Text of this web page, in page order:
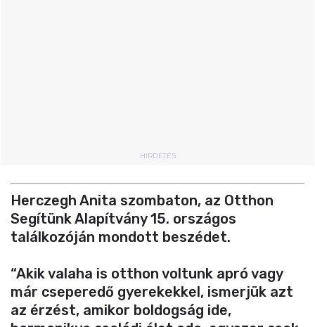
HIRDETÉS
Herczegh Anita szombaton, az Otthon
Segítünk Alapítvány 15. országos
találkozóján mondott beszédet.
“Akik valaha is otthon voltunk apró vagy
már cseperedő gyerekekkel, ismerjük azt
az érzést, amikor boldogság ide,